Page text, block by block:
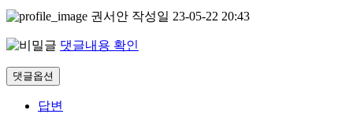
권서안 작성일 23-05-22 20:43
댓글내용 확인
댓글옵션
답변